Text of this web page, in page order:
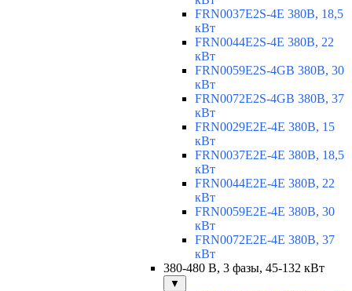
FRN0037E2S-4E 380В, 18,5
кВт
FRN0044E2S-4E 380В, 22
кВт
FRN0059E2S-4GB 380В, 30
кВт
FRN0072E2S-4GB 380В, 37
кВт
FRN0029E2E-4E 380В, 15
кВт
FRN0037E2E-4E 380В, 18,5
кВт
FRN0044E2E-4E 380В, 22
кВт
FRN0059E2E-4E 380В, 30
кВт
FRN0072E2E-4E 380В, 37
кВт
380-480 В, 3 фазы, 45-132 кВт
▼